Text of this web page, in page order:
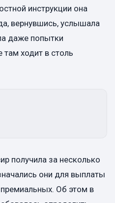
инструкции она
вернувшись, услышала
даже попытки
там ходит в столь
получила за несколько
они для выплаты
Об этом в